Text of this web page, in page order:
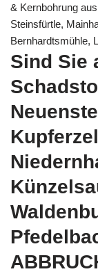
& Kernbohrung
Steinsfürtle,
Bernhardtsmühle,
Sind Sie